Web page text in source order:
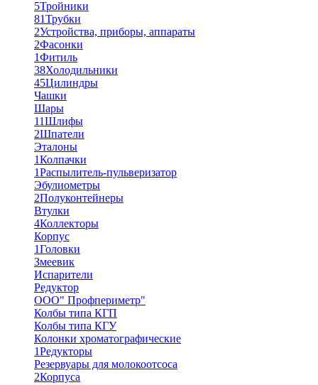
5Тройники
81Трубки
2Устройства, приборы, аппараты
2Фасонки
1Фитиль
38Холодильники
45Цилиндры
Чашки
Шары
11Шлифы
2Шпатели
Эталоны
1Колпачки
1Распылитель-пульверизатор
Эбулиометры
2Полуконтейнеры
Втулки
4Коллекторы
Корпус
1Головки
Змеевик
Испарители
Редуктор
ООО" Профпериметр"
Колбы типа КГП
Колбы типа КГУ
Колонки хроматографические
1Редукторы
Резервуары для молокоотсоса
2Корпуса